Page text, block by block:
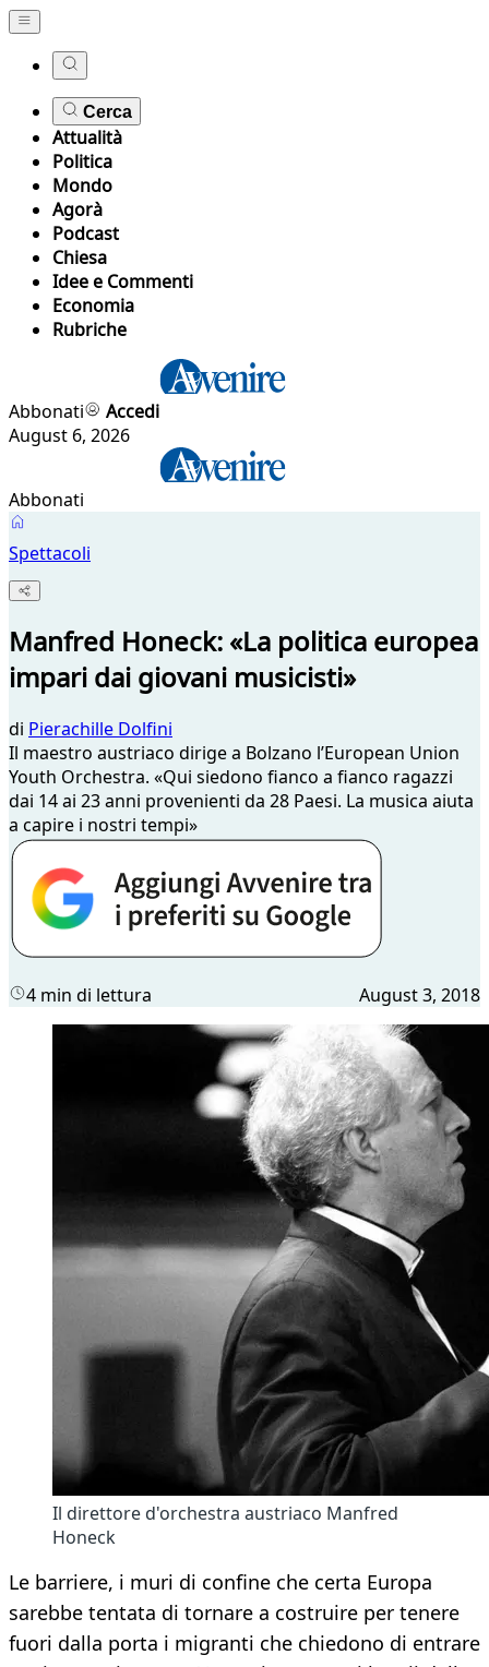
Cerca
Attualità
Politica
Mondo
Agorà
Podcast
Chiesa
Idee e Commenti
Economia
Rubriche
Abbonati
Accedi
August 6, 2026
Abbonati
Spettacoli
Manfred Honeck: «La politica europea
impari dai giovani musicisti»
di Pierachille Dolfini
Il maestro austriaco dirige a Bolzano l’European Union
Youth Orchestra. «Qui siedono fianco a fianco ragazzi
dai 14 ai 23 anni provenienti da 28 Paesi. La musica aiuta
a capire i nostri tempi»
4 min di lettura August 3, 2018
Il direttore d'orchestra austriaco Manfred
Honeck
Le barriere, i muri di confine che certa Europa
sarebbe tentata di tornare a costruire per tenere
fuori dalla porta i migranti che chiedono di entrare